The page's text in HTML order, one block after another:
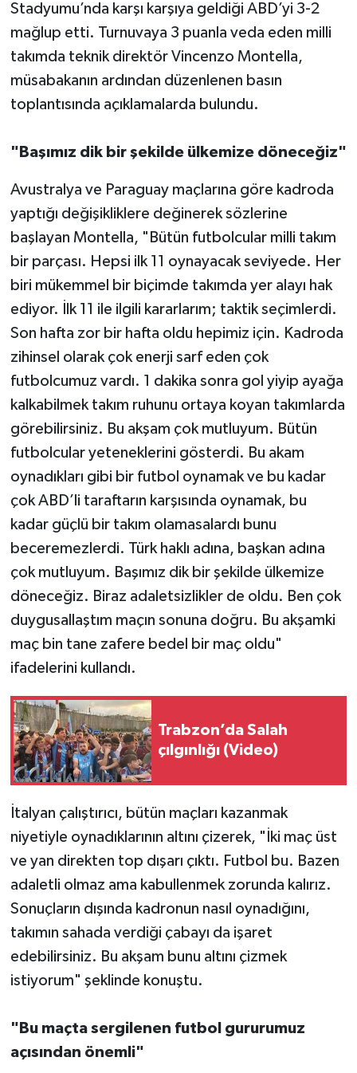
Stadyumu’nda karşı karşıya geldiği ABD’yi 3-2
mağlup etti. Turnuvaya 3 puanla veda eden milli
takımda teknik direktör Vincenzo Montella,
müsabakanın ardından düzenlenen basın
toplantısında açıklamalarda bulundu.
"Başımız dik bir şekilde ülkemize döneceğiz"
Avustralya ve Paraguay maçlarına göre kadroda
yaptığı değişikliklere değinerek sözlerine
başlayan Montella, "Bütün futbolcular milli takım
bir parçası. Hepsi ilk 11 oynayacak seviyede. Her
biri mükemmel bir biçimde takımda yer alayı hak
ediyor. İlk 11 ile ilgili kararlarım; taktik seçimlerdi.
Son hafta zor bir hafta oldu hepimiz için. Kadroda
zihinsel olarak çok enerji sarf eden çok
futbolcumuz vardı. 1 dakika sonra gol yiyip ayağa
kalkabilmek takım ruhunu ortaya koyan takımlarda
görebilirsiniz. Bu akşam çok mutluyum. Bütün
futbolcular yeteneklerini gösterdi. Bu akam
oynadıkları gibi bir futbol oynamak ve bu kadar
çok ABD’li taraftarın karşısında oynamak, bu
kadar güçlü bir takım olamasalardı bunu
beceremezlerdi. Türk haklı adına, başkan adına
çok mutluyum. Başımız dik bir şekilde ülkemize
döneceğiz. Biraz adaletsizlikler de oldu. Ben çok
duygusallaştım maçın sonuna doğru. Bu akşamki
maç bin tane zafere bedel bir maç oldu"
ifadelerini kullandı.
Trabzon’da Salah
çılgınlığı (Video)
İtalyan çalıştırıcı, bütün maçları kazanmak
niyetiyle oynadıklarının altını çizerek, "İki maç üst
ve yan direkten top dışarı çıktı. Futbol bu. Bazen
adaletli olmaz ama kabullenmek zorunda kalırız.
Sonuçların dışında kadronun nasıl oynadığını,
takımın sahada verdiği çabayı da işaret
edebilirsiniz. Bu akşam bunu altını çizmek
istiyorum" şeklinde konuştu.
"Bu maçta sergilenen futbol gururumuz
açısından önemli"